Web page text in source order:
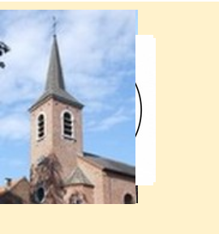
Aller au contenu